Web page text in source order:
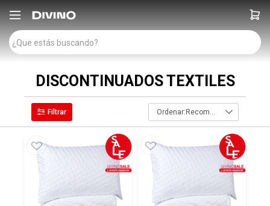

DISCONTINUADOS TEXTILES
Recomendados